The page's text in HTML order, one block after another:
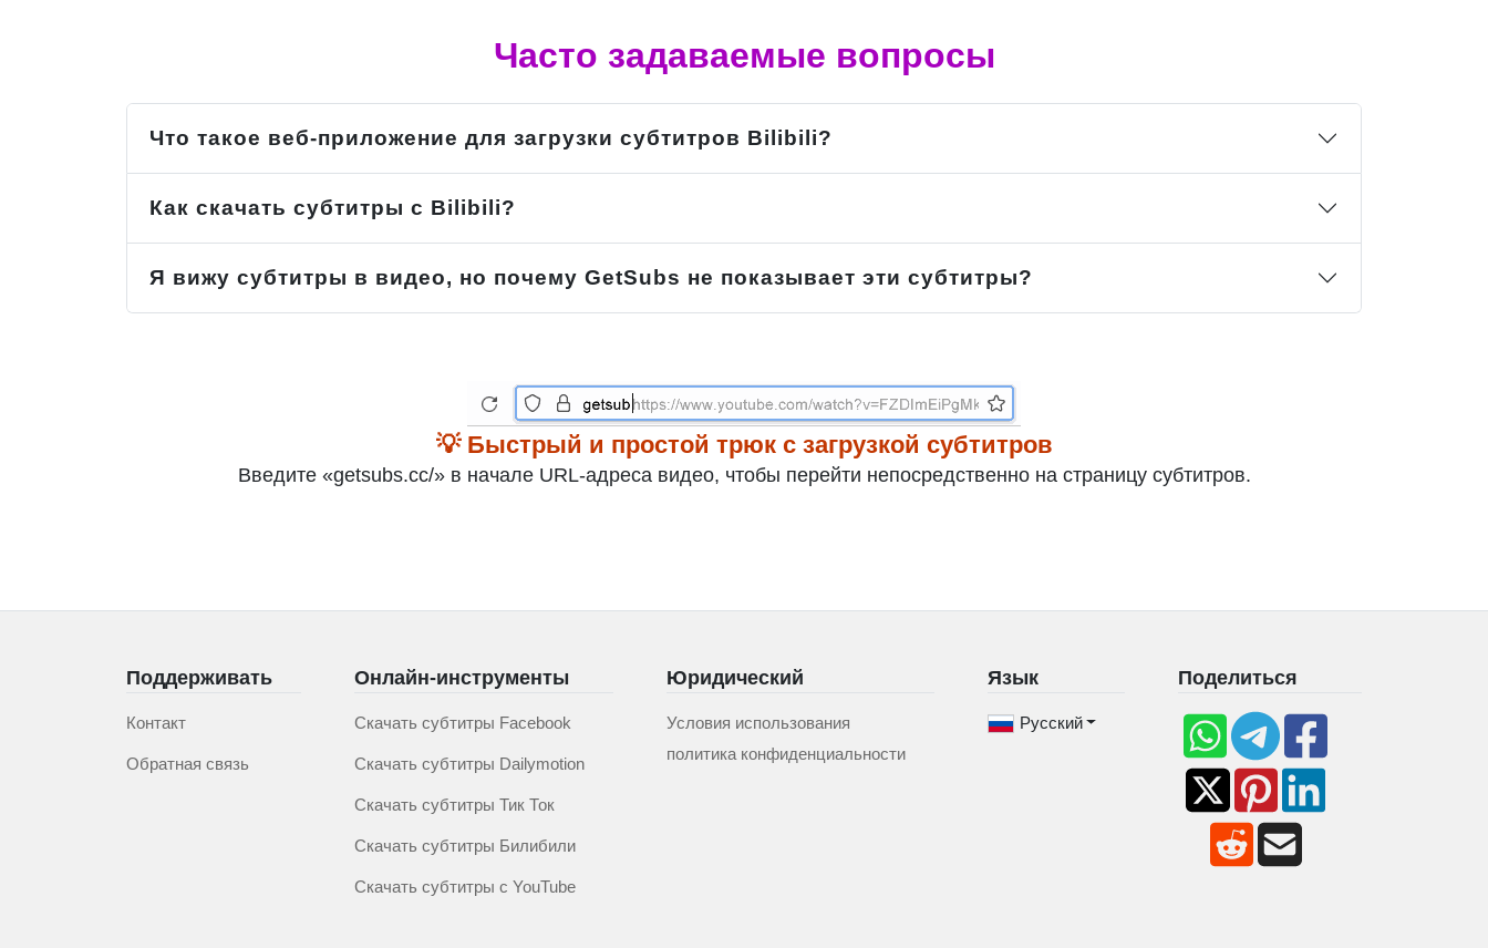
Часто задаваемые вопросы
Что такое веб-приложение для загрузки субтитров Bilibili?
Как скачать субтитры с Bilibili?
Я вижу субтитры в видео, но почему GetSubs не показывает эти субтитры?
💡 Быстрый и простой трюк с загрузкой субтитров
Введите «getsubs.cc/» в начале URL-адреса видео, чтобы перейти непосредственно на страницу субтитров.
Поддерживать
Контакт
Обратная связь
Онлайн-инструменты
Скачать субтитры Facebook
Скачать субтитры Dailymotion
Скачать субтитры Тик Ток
Скачать субтитры Билибили
Скачать субтитры с YouTube
Юридический
Условия использования
политика конфиденциальности
Язык
Русский
Поделиться